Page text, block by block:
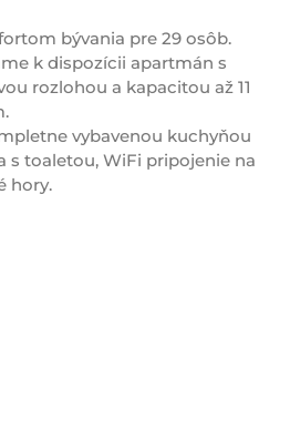
bývania pre 29 osôb.
k dispozícii apartmán s
rozlohou a kapacitou až 11
vybavenou kuchyňou
s toaletou, WiFi pripojenie na
hory.